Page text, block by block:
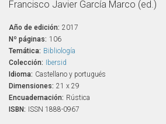
Francisco Javier García Marco (ed.)
Año de edición: 2017
Nº páginas: 106
Temática: Bibliología
Colección: Ibersid
Idioma: Castellano y portugués
Dimensiones: 21 x 29
Encuadernación: Rústica
ISBN: ISSN 1888-0967